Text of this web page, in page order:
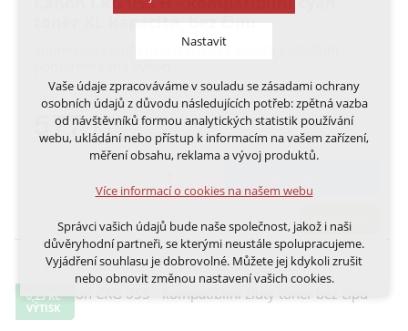
Spolehlivá certifikovaná tisková kazeta s ideálním
758,-
577Kč
skladem
0,23 KČ
VÝTISK
Nastavit
Technická cookies
nutná pro provozování webu
udržení kontextu stránek (session): případná
přihlášení, volby jazyka, apod.
Volitelná cookies
analytická pro anonymizované vyhodnocení
marketingová cookies (Google, Ecomail, Sklik,
Smartsupp, Heureka)
Více informací o cookies na našem webu
Vaše údaje zpracováváme v souladu se zásadami ochrany
osobních údajů z důvodu následujících potřeb: zpětná vazba
od návštěvníků formou analytických statistik používání
webu, ukládání nebo přístup k informacím na vašem zařízení,
měření obsahu, reklama a vývoj produktů.
Více informací o cookies na našem webu
Správci vašich údajů bude naše společnost, jakož i naši
důvěryhodní partneři, se kterými neustále spolupracujeme.
Vyjádření souhlasu je dobrovolné. Můžete jej kdykoli zrušit
nebo obnovit změnou nastavení vašich cookies.
Cookies a podobné technologie dělíme na technická: nutná